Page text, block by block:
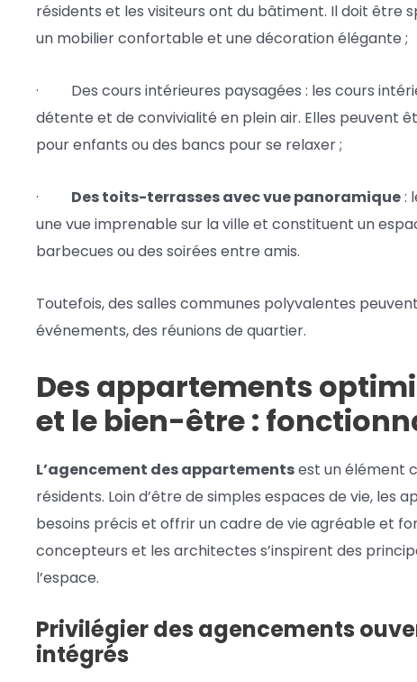
résidents et les visiteurs ont du bâtiment. Il doit être
un mobilier confortable et une décoration élégante ;
· Des cours intérieures paysagées : les cours
détente et de convivialité en plein air. Elles peuvent
pour enfants ou des bancs pour se relaxer ;
· Des toits-terrasses avec vue panoramique:
une vue imprenable sur la ville et constituent un
barbecues ou des soirées entre amis.
Toutefois, des salles communes polyvalentes
événements, des réunions de quartier.
Des appartements
et le bien-être :
L’agencement des appartementsest un élément
résidents. Loin d’être de simples espaces de vie, les
besoins précis et offrir un cadre de vie agréable et
concepteurs et les architectes s’inspirent des
l’espace.
Privilégier des agencements
intégrés